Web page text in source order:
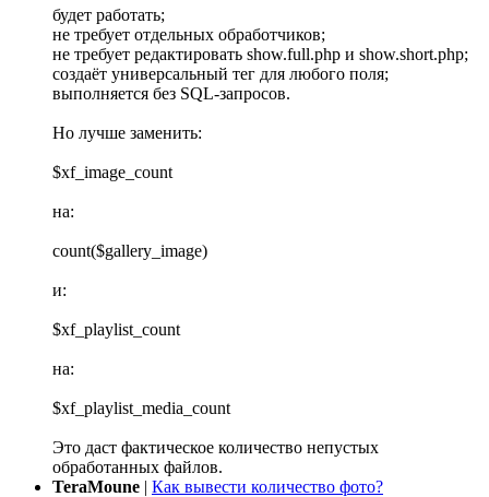
будет работать;
не требует отдельных обработчиков;
не требует редактировать show.full.php и show.short.php;
создаёт универсальный тег для любого поля;
выполняется без SQL-запросов.
Но лучше заменить:
$xf_image_count
на:
count($gallery_image)
и:
$xf_playlist_count
на:
$xf_playlist_media_count
Это даст фактическое количество непустых
обработанных файлов.
TeraMoune | Как вывести количество фото?